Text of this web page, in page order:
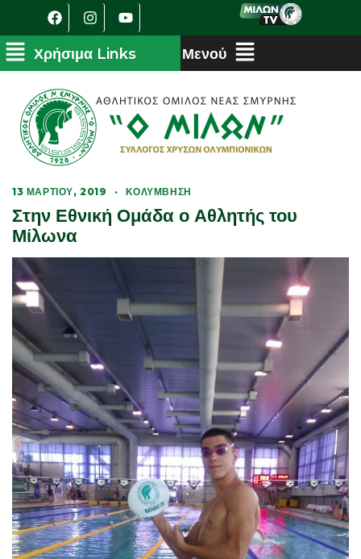
13 ΜΑΡΤΊΟΥ, 2019 · ΚΟΛΎΜΒΗΣΗ
Στην Εθνική Ομάδα ο Αθλητής του
Μίλωνα